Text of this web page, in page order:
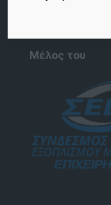
Ο
Μέλος του